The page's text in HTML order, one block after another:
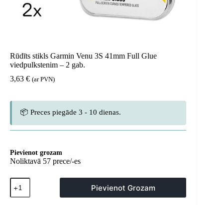
Rūdīts stikls Garmin Venu 3S 41mm Full Glue
viedpulkstenim – 2 gab.
3,63 € (ar PVN)
📦 Preces piegāde 3 - 10 dienas.
Pievienot grozam
Noliktavā 57 prece/-es
Rūdīts
stikls
Garmin
Pievienot Grozam